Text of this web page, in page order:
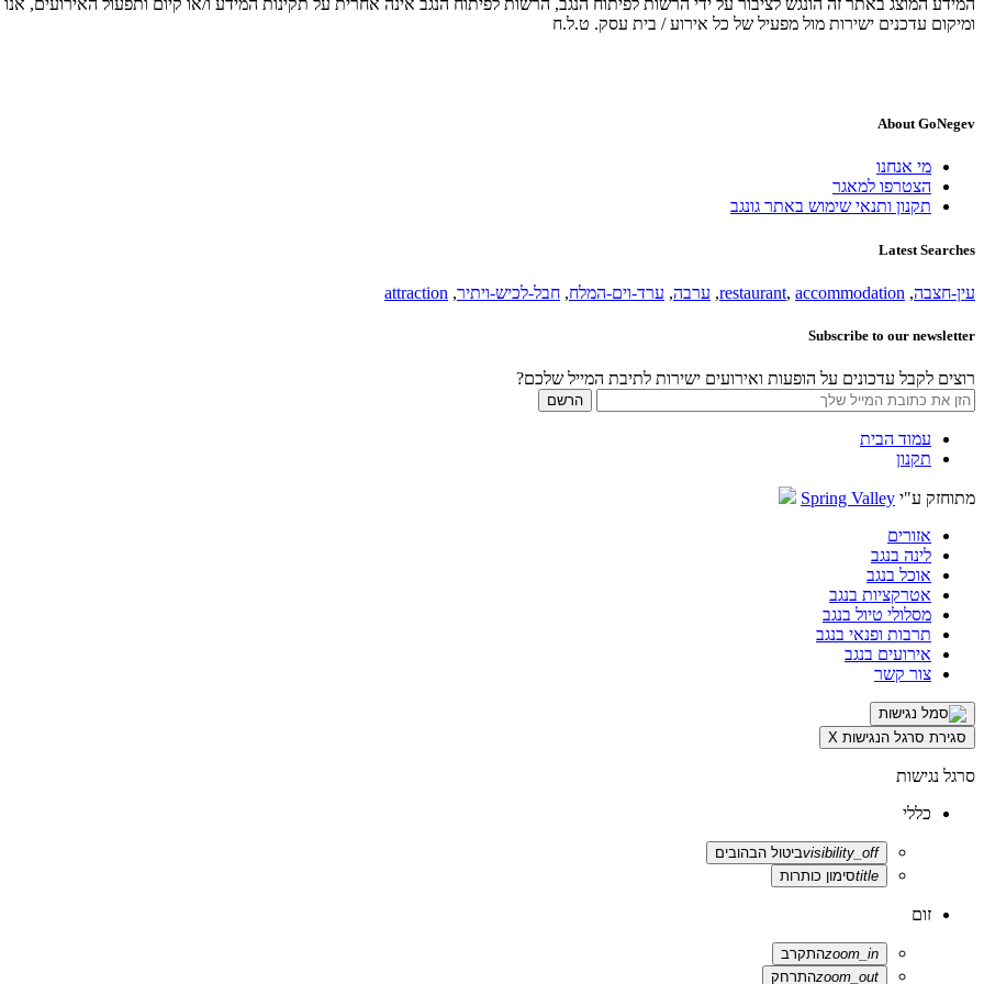
המידע המוצג באתר זה הונגש לציבור על ידי הרשות לפיתוח הנגב, הרשות לפיתוח הנגב אינה אחרית על תקינות המידע ו/או קיום ותפעול האירועים,
ומיקום עדכנים ישירות מול מפעיל של כל אירוע / בית עסק. ט.ל.ח
About GoNegev
מי אנחנו
הצטרפו למאגר
תקנון ותנאי שימוש באתר גונגב
Latest Searches
עין-חצבה,
restaurant, accommodation
, ערבה, ערד-וים-המלח, חבל-לכיש-ויתיר,
attraction
Subscribe to our newsletter
רוצים לקבל עדכונים על הופעות ואירועים ישירות לתיבת המייל שלכם?
עמוד הבית
תקנון
מתוחזק ע"י Spring Valley
אזורים
לינה בנגב
אוכל בנגב
אטרקציות בנגב
מסלולי טיול בנגב
תרבות ופנאי בנגב
אירועים בנגב
צור קשר
סגירת סרגל הנגישות X
סרגל נגישות
כללי
visibility_offביטול הבהובים
titleסימון כותרות
זום
zoom_inהתקרב
zoom_outהתרחק